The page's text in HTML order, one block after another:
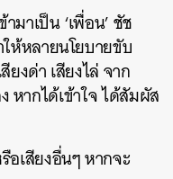
มาเป็น ‘เพื่อน’ ชัช
ห้หลายนโยบายขับ
งด่า เสียงไล่ จาก
หากได้เข้าใจ ได้สัมผัส
อเสียงอื่นๆ หากจะ